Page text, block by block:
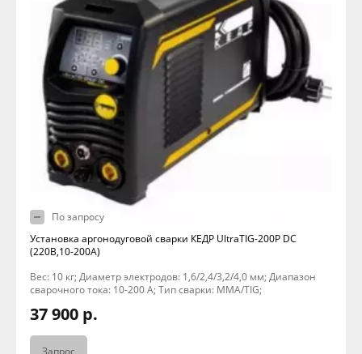
По запросу
Установка аргонодуговой сварки КЕДР UltraTIG-200P DC
(220В,10-200А)
Вес: 10 кг; Диаметр электродов: 1,6/2,4/3,2/4,0 мм; Диапазон
сварочного тока: 10-200 А; Тип сварки: MMA/TIG;
37 900 р.
Запрос